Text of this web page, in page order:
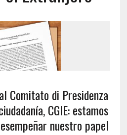
Comitato di Presidenza
CGIE: estamos
nuestro papel